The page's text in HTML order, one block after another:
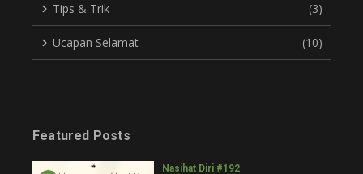
Tips & Trik (3)
Ucapan Selamat (10)
Featured Posts
Nasihat Diri #192